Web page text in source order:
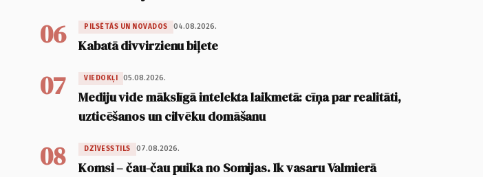
06 PILSĒTĀS UN NOVADOS 04.08.2026.
Kabatā divvirzienu biļete
07 VIEDOKĻI 05.08.2026.
Mediju vide mākslīgā intelekta laikmetā: cīņa par realitāti,
uzticēšanos un cilvēku domāšanu
08 DZĪVESSTILS 07.08.2026.
Komsi – čau-čau puika no Somijas. Ik vasaru Valmierā